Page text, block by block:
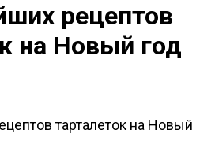
рецептов
на Новый год